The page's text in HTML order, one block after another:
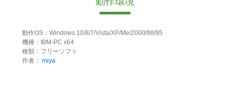
動作OS：Windows 10/8/7/Vista/XP/Me/2000/98/95
機種：IBM-PC x64
種類：フリーソフト
作者： miya